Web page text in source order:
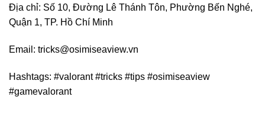
Địa chỉ: Số 10, Đường Lê Thánh Tôn, Phường Bến Nghé,
Quận 1, TP. Hồ Chí Minh
Email: tricks@osimiseaview.vn
Hashtags: #valorant #tricks #tips #osimiseaview
#gamevalorant